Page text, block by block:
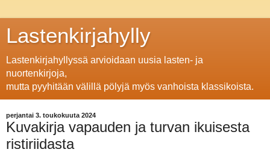
Lastenkirjahylly
Lastenkirjahyllyssä arvioidaan uusia lasten- ja
nuortenkirjoja,
mutta pyyhitään välillä pölyjä myös vanhoista klassikoista.
perjantai 3. toukokuuta 2024
Kuvakirja vapauden ja turvan ikuisesta
ristiriidasta